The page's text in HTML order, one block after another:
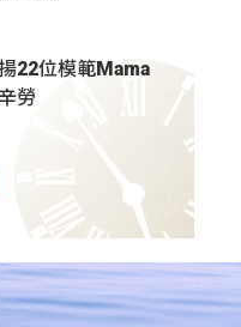
22位模範Mama
勞